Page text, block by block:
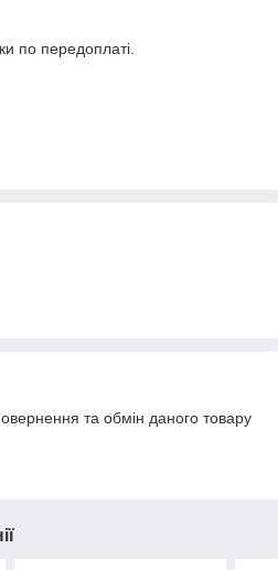
по передоплаті.
та обмін даного товару